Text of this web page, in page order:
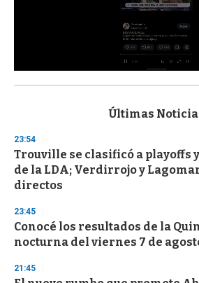
s
d
s
o
f
3
s
e
c
o
d
s
Últimas
23:54
Trouville se clasificó a playoffs
de la LDA; Verdirrojo y
directos
23:45
Conocé los resultados de la
nocturna del viernes 7 de
21:45